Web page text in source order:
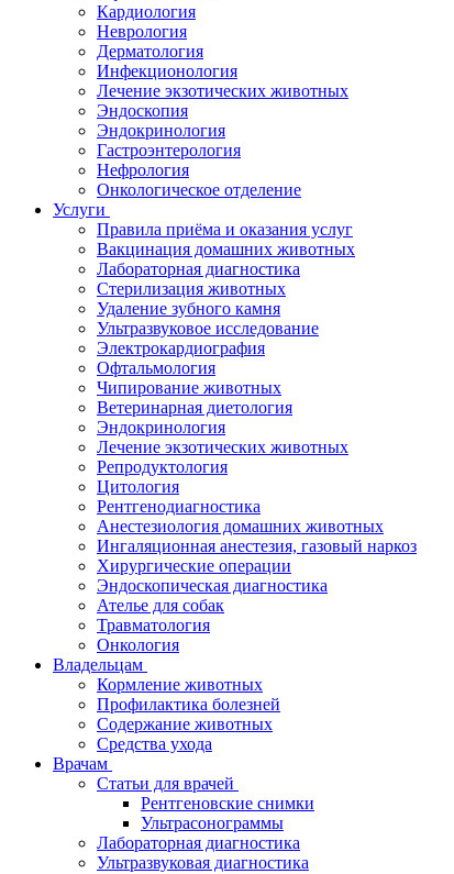
Кардиология
Неврология
Дерматология
Инфекционология
Лечение экзотических животных
Эндоскопия
Эндокринология
Гастроэнтерология
Нефрология
Онкологическое отделение
Услуги
Правила приёма и оказания услуг
Вакцинация домашних животных
Лабораторная диагностика
Стерилизация животных
Удаление зубного камня
Ультразвуковое исследование
Электрокардиография
Офтальмология
Чипирование животных
Ветеринарная диетология
Эндокринология
Лечение экзотических животных
Репродуктология
Цитология
Рентгенодиагностика
Анестезиология домашних животных
Ингаляционная анестезия, газовый наркоз
Хирургические операции
Эндоскопическая диагностика
Ателье для собак
Травматология
Онкология
Владельцам
Кормление животных
Профилактика болезней
Содержание животных
Средства ухода
Врачам
Статьи для врачей
Рентгеновские снимки
Ультрасонограммы
Лабораторная диагностика
Ультразвуковая диагностика